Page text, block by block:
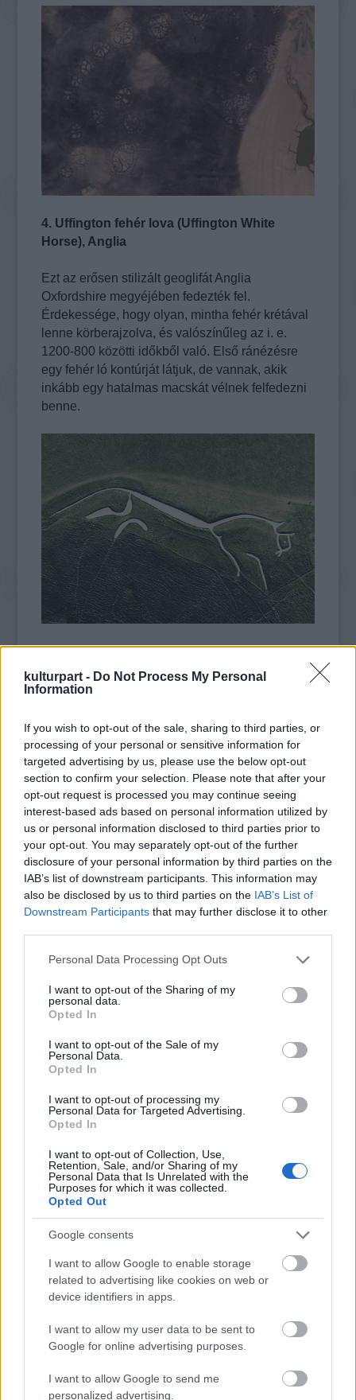
kulturpart - Do Not Process My Personal
Information
If you wish to opt-out of the sale, sharing to third parties, or
processing of your personal or sensitive information for
targeted advertising by us, please use the below opt-out
section to confirm your selection. Please note that after your
opt-out request is processed you may continue seeing
interest-based ads based on personal information utilized by
us or personal information disclosed to third parties prior to
your opt-out. You may separately opt-out of the further
disclosure of your personal information by third parties on the
IAB’s list of downstream participants. This information may
also be disclosed by us to third parties on the IAB’s List of
Downstream Participants that may further disclose it to other
Please note that this website/app uses one or more Google
not limited to your visit or usage behaviour. You may click to
grant or deny consent to Google and its third-party tags to
use your data for below specified purposes in below Google
consent section.
Personal Data Processing Opt Outs
I want to opt-out of the Sharing of my
personal data.
Opted In
I want to opt-out of the Sale of my
Personal Data.
Opted In
I want to opt-out of processing my
Personal Data for Targeted Advertising.
Opted In
I want to opt-out of Collection, Use,
Retention, Sale, and/or Sharing of my
Personal Data that Is Unrelated with the
Purposes for which it was collected.
Opted Out
Google consents
I want to allow Google to enable storage
related to advertising like cookies on web or
device identifiers in apps.
I want to allow my user data to be sent to
Google for online advertising purposes.
I want to allow Google to send me
personalized advertising.
4. Uffington fehér lova (Uffington White
Horse), Anglia
Ezt az erősen stilizált geoglifát Anglia
Oxfordshire megyéjében fedezték fel.
Érdekessége, hogy olyan, mintha fehér krétával
lenne körberajzolva, és valószínűleg az i. e.
1200-800 közötti időkből való. Első ránézésre
egy fehér ló kontúrját látjuk, de vannak, akik
inkább egy hatalmas macskát vélnek felfedezni
benne.
5. Paracas Candelabra, Peru
Egy káprázatos geoglifa található a perui Piscu
valószínűleg i. e. 200 körül keletkezhetett. Hogy
mi célból jött létre, és mi az értelme, senki sem
tudja, de számos elmélet született már. A
legendák szerint ez Viracocha király
villámvetőjét ábrázolhatja, akit hajdan egész
Dél-Amerika imádott. Egyes kutatók szerint
inkább a tengerészeknek mutatott irányt, mások
szerint a csattanó maszlag nevű hallucinogén
növényt ábrázolja.
6. Blythe Intaglios, Colorado
Ezek az antropomorf figurák Califban
találhatóak a Colorado-sivatagban, a Colorado-
folyó mentén, és a nagy szárazságnak
köszönhetően megmaradtak az évszázadok
éppen a Colorado-sivatag felett repült.